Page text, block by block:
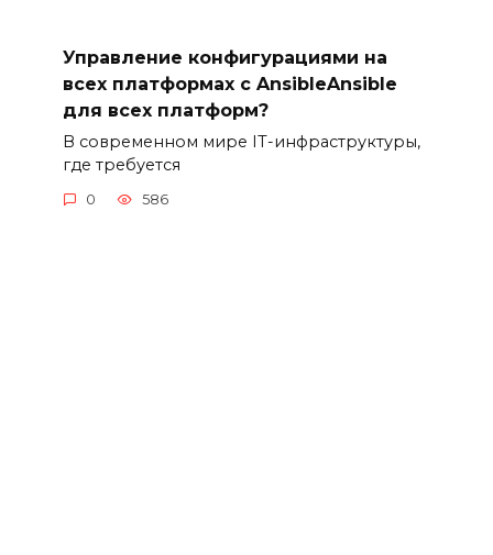
Управление конфигурациями на
всех платформах с AnsibleAnsible
для всех платформ?
В современном мире IT-инфраструктуры,
где требуется
0 586